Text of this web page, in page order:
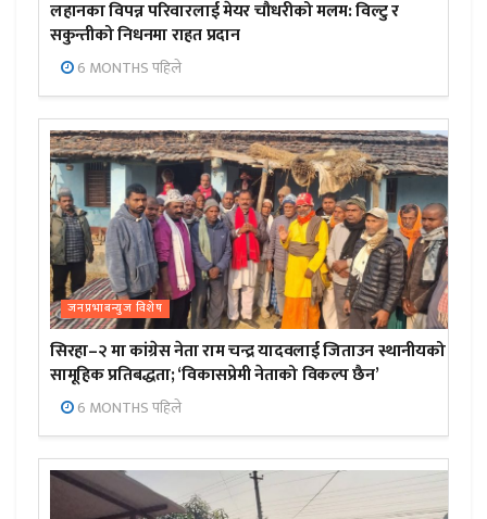
लहानका विपन्न परिवारलाई मेयर चौधरीको मलम: विल्टु र
सकुन्तीको निधनमा राहत प्रदान
6 MONTHS पहिले
जनप्रभाबन्युज विशेष
सिरहा–२ मा कांग्रेस नेता राम चन्द्र यादवलाई जिताउन स्थानीयको
सामूहिक प्रतिबद्धता; ‘विकासप्रेमी नेताको विकल्प छैन’
6 MONTHS पहिले